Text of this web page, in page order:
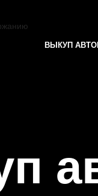
ВЫКУП АВТО